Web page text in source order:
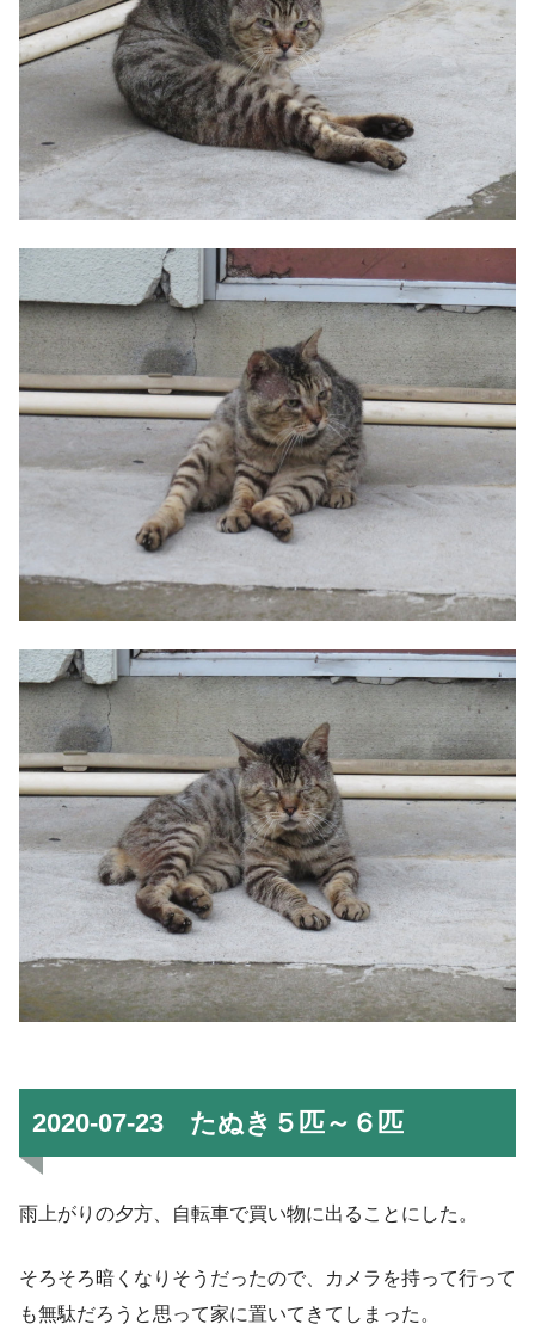
2020-07-23 たぬき５匹～６匹
雨上がりの夕方、自転車で買い物に出ることにした。
そろそろ暗くなりそうだったので、カメラを持って行って
も無駄だろうと思って家に置いてきてしまった。